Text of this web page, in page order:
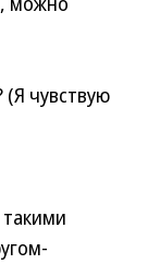
чувствую